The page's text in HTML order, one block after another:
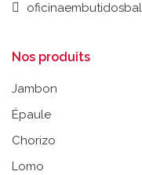
Nos produits
Jambon
Épaule
Chorizo
Lomo